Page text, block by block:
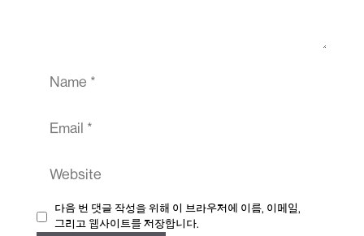
다음 번 댓글 작성을 위해 이 브라우저에 이름, 이메일,
그리고 웹사이트를 저장합니다.